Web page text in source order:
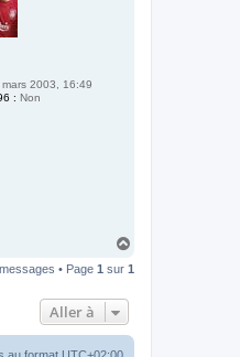
mars 2003, 16:49
: Non
u
• Page 1 sur 1
Aller à